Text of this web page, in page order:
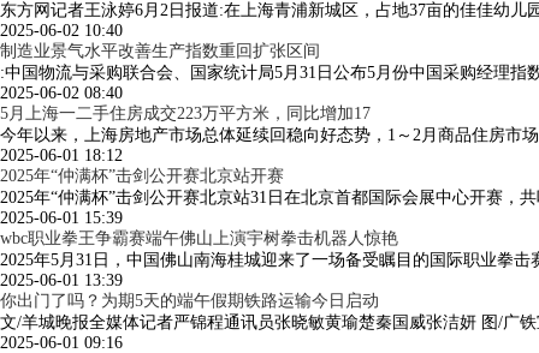
东方网记者王泳婷6月2日报道:在上海青浦新城区，占地37亩的佳佳幼
2025-06-02 10:40
制造业景气水平改善生产指数重回扩张区间
:中国物流与采购联合会、国家统计局5月31日公布5月份中国采购经理
2025-06-02 08:40
5月上海一二手住房成交223万平方米，同比增加17
今年以来，上海房地产市场总体延续回稳向好态势，1～2月商品住房市
2025-06-01 18:12
2025年“仲满杯”击剑公开赛北京站开赛
2025年“仲满杯”击剑公开赛北京站31日在北京首都国际会展中心开赛
2025-06-01 15:39
wbc职业拳王争霸赛端午佛山上演宇树拳击机器人惊艳
2025年5月31日，中国佛山南海桂城迎来了一场备受瞩目的国际职业拳
2025-06-01 13:39
你出门了吗？为期5天的端午假期铁路运输今日启动
文/羊城晚报全媒体记者严锦程通讯员张晓敏黄瑜楚秦国威张洁妍 图/广
2025-06-01 09:16